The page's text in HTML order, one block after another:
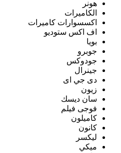
هونر
الكاميرات
اكسسوارات كاميرات
اف اكس ستوديو
بويا
جوبرو
جودوكس
جينرال
دى جي اى
زيون
سان ديسك
فوجى فيلم
كاميلون
كانون
ليكسر
ميكي